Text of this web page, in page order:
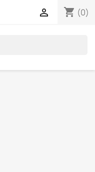
shopping_cart (0)
